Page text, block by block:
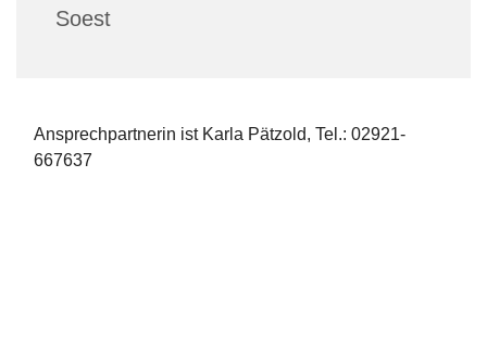
Soest
Ansprechpartnerin ist Karla Pätzold, Tel.: 02921-
667637